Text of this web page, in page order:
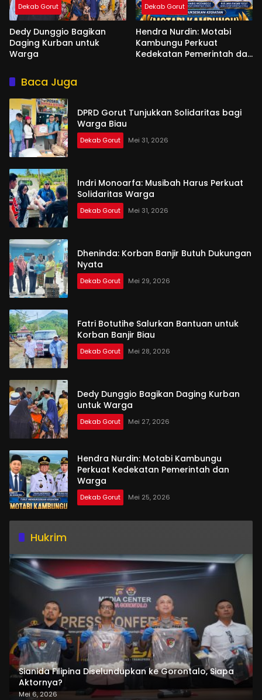
Dekab Gorut
Dedy Dunggio Bagikan
Daging Kurban untuk
Warga
Dekab Gorut
Hendra Nurdin: Motabi
Kambungu Perkuat
Kedekatan Pemerintah dan
Baca Juga
DPRD Gorut Tunjukkan Solidaritas bagi
Warga Biau
Dekab Gorut Mei 31, 2026
Indri Monoarfa: Musibah Harus Perkuat
Solidaritas Warga
Dekab Gorut Mei 31, 2026
Dheninda: Korban Banjir Butuh Dukungan
Nyata
Dekab Gorut Mei 29, 2026
Fatri Botutihe Salurkan Bantuan untuk
Korban Banjir Biau
Dekab Gorut Mei 28, 2026
Dedy Dunggio Bagikan Daging Kurban
untuk Warga
Dekab Gorut Mei 27, 2026
Hendra Nurdin: Motabi Kambungu
Perkuat Kedekatan Pemerintah dan
Warga
Dekab Gorut Mei 25, 2026
Hukrim
Sianida Filipina Diselundupkan ke Gorontalo, Siapa
Aktornya?
Mei 6, 2026